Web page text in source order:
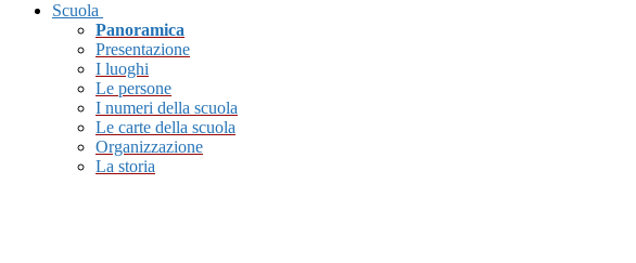
Scuola
Panoramica
Presentazione
I luoghi
Le persone
I numeri della scuola
Le carte della scuola
Organizzazione
La storia